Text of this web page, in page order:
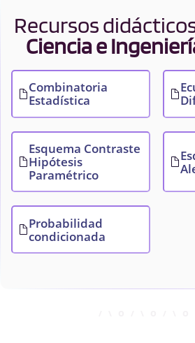
Recursos
Ciencia e
Combinatoria
Estadística
Esquema Contraste
Hipótesis
Paramétrico
Probabilidad
condicionada